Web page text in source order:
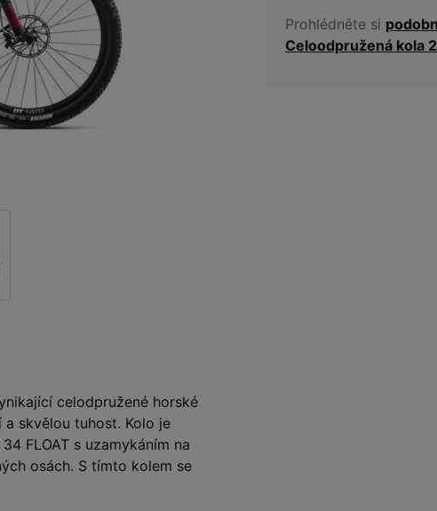
celodpružené horské
skvělou tuhost. Kolo je
FLOAT s uzamykáním na
osách. S tímto kolem se
Prohlédněte si
Celoodpružená kola